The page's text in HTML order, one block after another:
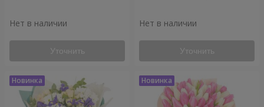
Нет в наличии
Уточнить
Нет в наличии
Уточнить